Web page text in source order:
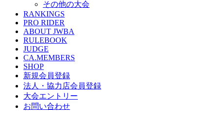
その他の大会
RANKINGS
PRO RIDER
ABOUT JWBA
RULEBOOK
JUDGE
CA.MEMBERS
SHOP
新規会員登録
法人・協力店会員登録
大会エントリー
お問い合わせ